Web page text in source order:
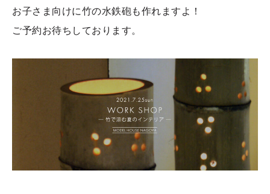
お子さま向けに竹の水鉄砲も作れますよ！
ご予約お待ちしております。